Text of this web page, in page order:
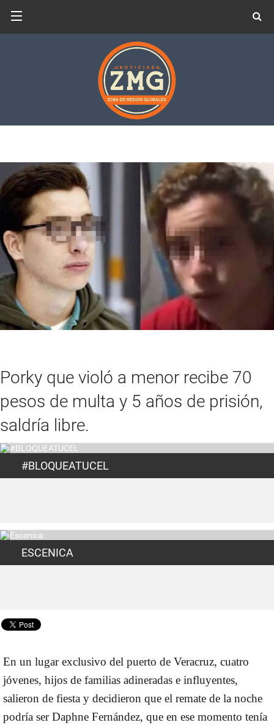
Porky que violó a menor recibe 70
pesos de multa y 5 años de prisión,
saldría libre.
#BLOQUEATUCEL
ESCENICA
En un lugar exclusivo del puerto de Veracruz, cuatro
jóvenes, hijos de familias adineradas e influyentes,
salieron de fiesta y decidieron que el remate de la noche
podría serDaphne Fernández, que en ese momento tenía